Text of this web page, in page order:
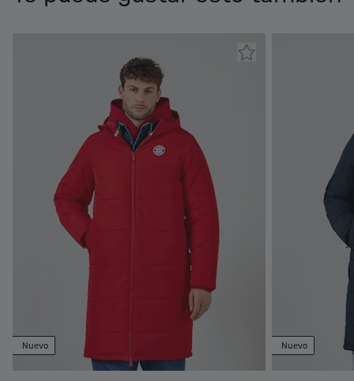
Nuevo Nuevo